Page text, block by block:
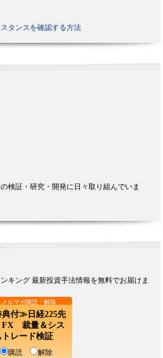
タンスを確認する方法
検証・研究・開発に日々取り組んでいま
キング 最新投資手法情報を無料でお届けま
メルマガ購読・解除
付≫日経225先
FX 裁量＆シス
トレード検証
購読 解除